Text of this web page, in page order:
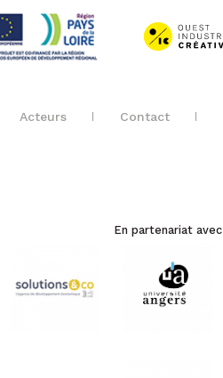
Acteurs Contact
En partenariat avec